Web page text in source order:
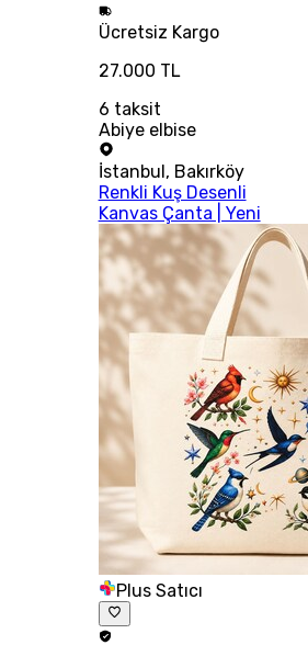
Ücretsiz Kargo
27.000 TL
6 taksit
Abiye elbise
İstanbul , Bakırköy
Renkli Kuş Desenli
Kanvas Çanta | Yeni
Plus Satıcı